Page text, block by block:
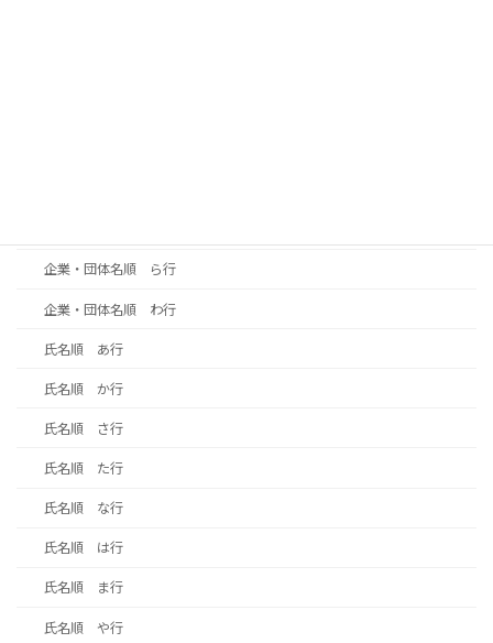
企業・団体名順 ら行
企業・団体名順 わ行
氏名順 あ行
氏名順 か行
氏名順 さ行
氏名順 た行
氏名順 な行
氏名順 は行
氏名順 ま行
氏名順 や行